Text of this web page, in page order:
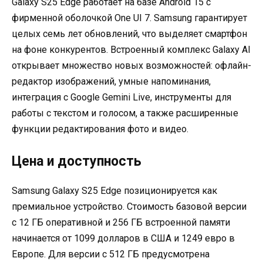
Galaxy S25 Edge работает на базе Android 15 с
фирменной оболочкой One UI 7. Samsung гарантирует
целых семь лет обновлений, что выделяет смартфон
на фоне конкурентов. Встроенный комплекс Galaxy AI
открывает множество новых возможностей: офлайн-
редактор изображений, умные напоминания,
интеграция с Google Gemini Live, инструменты для
работы с текстом и голосом, а также расширенные
функции редактирования фото и видео.
Цена и доступность
Samsung Galaxy S25 Edge позиционируется как
премиальное устройство. Стоимость базовой версии
с 12 ГБ оперативной и 256 ГБ встроенной памяти
начинается от 1099 долларов в США и 1249 евро в
Европе. Для версии с 512 ГБ предусмотрена